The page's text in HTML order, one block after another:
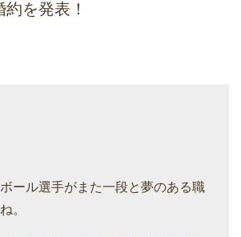
を発表！
ール選手がまた一段と夢のある職
。